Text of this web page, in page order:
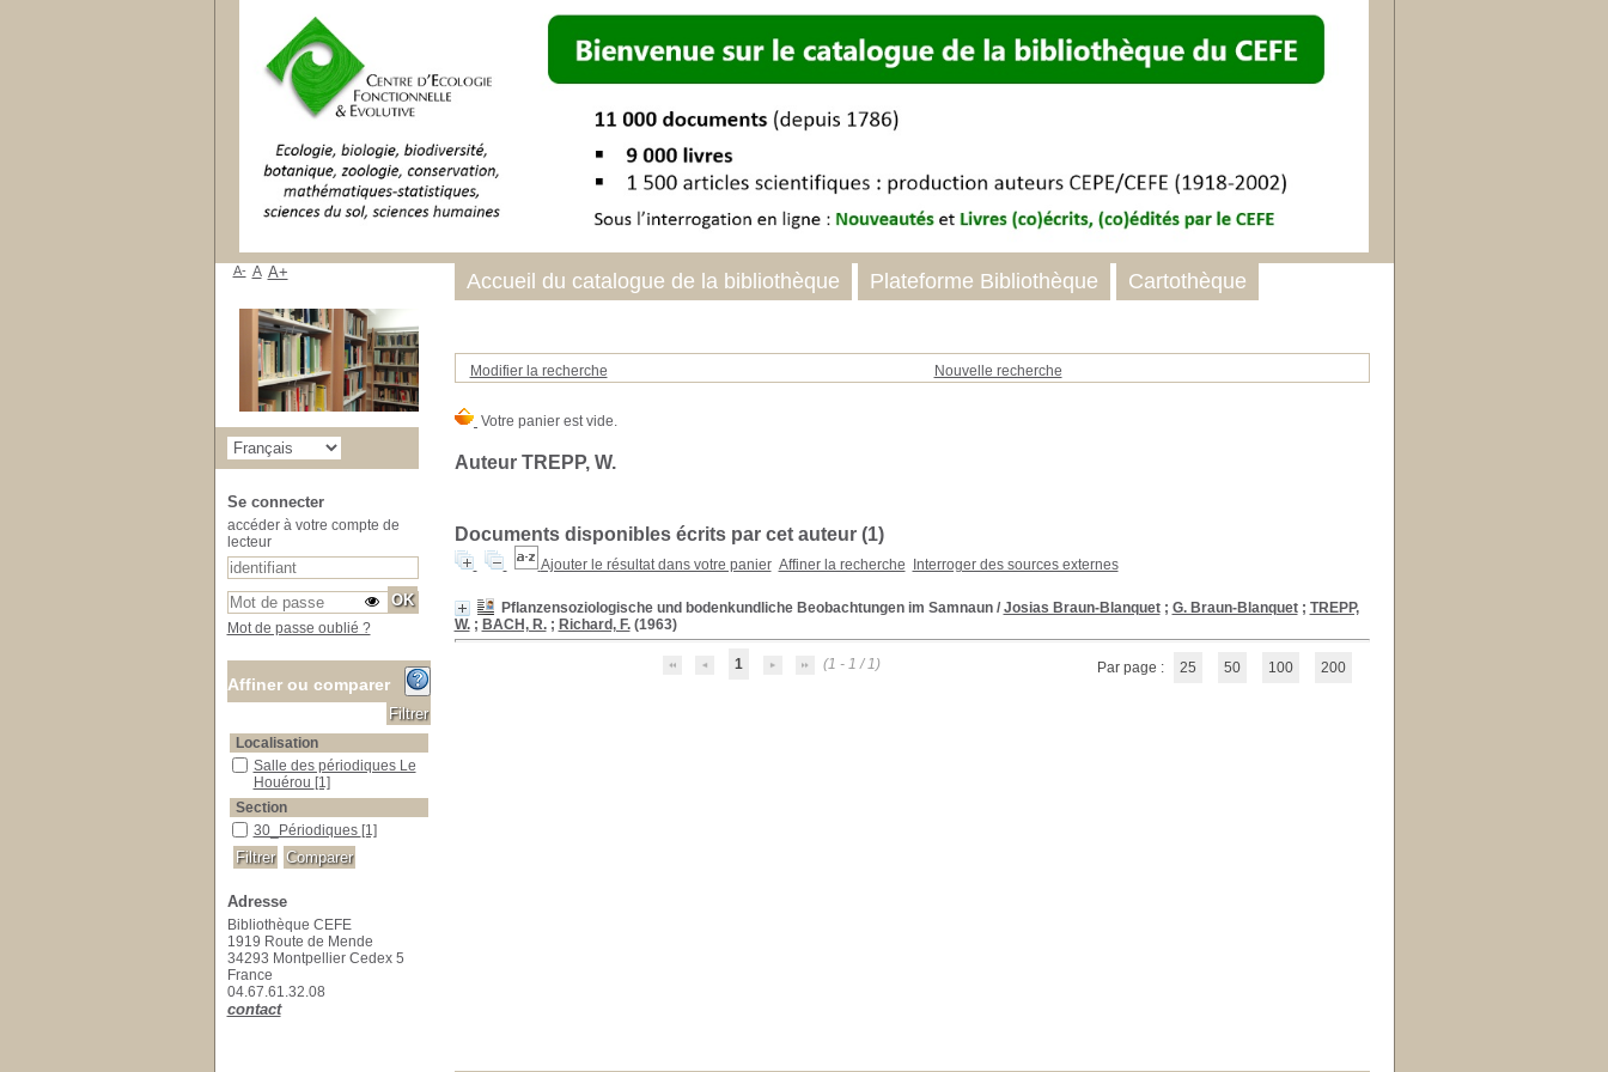
Modifier la recherche Nouvelle recherche
Auteur TREPP, W.
Documents disponibles écrits par cet auteur (1)
Ajouter le résultat dans votre panier Affiner la recherche Interroger des sources externes
Pflanzensoziologische und bodenkundliche Beobachtungen im Samnaun/ Josias Braun-Blanquet; G. Braun-Blanquet; TREPP,
W.; BACH, R.; Richard, F.(1963)
1 (1 - 1 / 1) Par page : 25 50 100 200
Accueil du catalogue de la bibliothèque Plateforme Bibliothèque Cartothèque
A- A A+
Se connecter
accéder à votre compte de
lecteur
Mot de passe oublié ?
Affiner ou comparer
Localisation
Salle des périodiques Le Houérou
Salle des périodiques Le
Houérou [1]
Section
30_Périodiques
30_Périodiques [1]
Adresse
Bibliothèque CEFE
1919 Route de Mende
34293 Montpellier Cedex 5
France
04.67.61.32.08
contact